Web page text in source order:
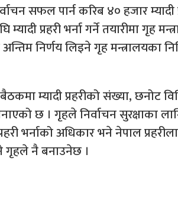
सफल पार्न करिब ४० हजार म्यादी
प्रहरी भर्ना गर्ने तयारीमा गृह
निर्णय लिइने गृह मन्त्रालयका
बैठकमा म्यादी प्रहरीको संख्या, छनोट
छ । गृहले निर्वाचन सुरक्षाका
भर्नाको अधिकार भने नेपाल
गृहले नै बनाउनेछ ।